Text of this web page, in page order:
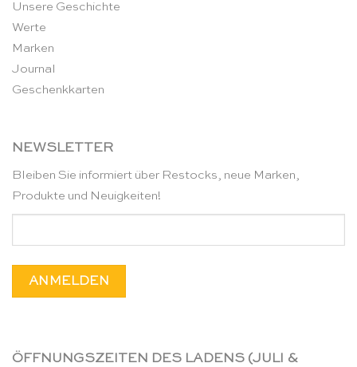
Unsere Geschichte
Werte
Marken
Journal
Geschenkkarten
NEWSLETTER
Bleiben Sie informiert über Restocks, neue Marken,
Produkte und Neuigkeiten!
ÖFFNUNGSZEITEN DES LADENS (JULI &